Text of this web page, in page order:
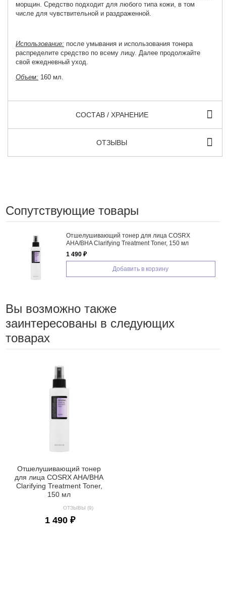
морщин. Средство подходит для любого типа кожи, в том
числе для чувствительной и раздраженной.
Использование: после умывания и использования тонера
распределите средство по всему лицу. Далее продолжайте
свой ежедневный уход.
Объем: 160 мл.
СОСТАВ / ХРАНЕНИЕ
ОТЗЫВЫ
Сопутствующие товары
Отшелушивающий тонер для лица COSRX
AHA/BHA Clarifying Treatment Toner, 150 мл
1 490 ₽
Добавить в корзину
Вы возможно также
заинтересованы в следующих
товарах
Отшелушивающий тонер
для лица COSRX AHA/BHA
Clarifying Treatment Toner,
150 мл
ОТЗЫВЫ (9)
1 490 ₽